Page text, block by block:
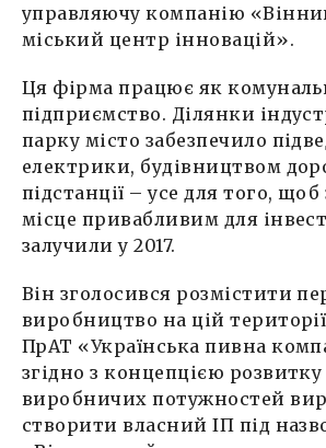
управляючу компанію
міський центр інновацій».
Ця фірма працює як
підприємство. Ділянки
парку місто забезпечило
електрики, будівництвом
підстанції – усе для того,
місце привабливим для
залучили у 2017.
Він зголосився розмістити
виробництво на цій
ПрАТ «Українська пивна
згідно з концепцією розвитку
виробничих потужностей
створити власний ІП під